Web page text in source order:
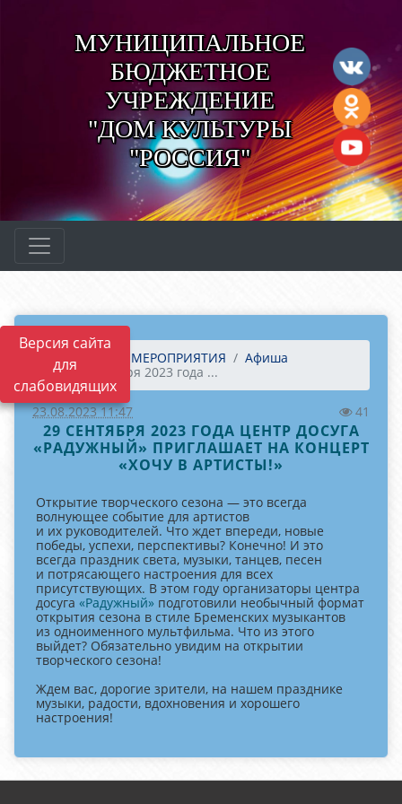
Версия сайта
для
слабовидящих
МУНИЦИПАЛЬНОЕ
БЮДЖЕТНОЕ
УЧРЕЖДЕНИЕ
"ДОМ КУЛЬТУРЫ
"РОССИЯ"
Главная МЕРОПРИЯТИЯ
Афиша
29 сентября 2023 года ...
23.08.2023 11:47 41
29 СЕНТЯБРЯ 2023 ГОДА ЦЕНТР ДОСУГА
«РАДУЖНЫЙ» ПРИГЛАШАЕТ НА КОНЦЕРТ
«ХОЧУ В АРТИСТЫ!»
Открытие творческого сезона — это всегда
волнующее событие для артистов
и их руководителей. Что ждет впереди, новые
победы, успехи, перспективы? Конечно! И это
всегда праздник света, музыки, танцев, песен
и потрясающего настроения для всех
присутствующих. В этом году организаторы центра
досуга «Радужный» подготовили необычный формат
открытия сезона в стиле Бременских музыкантов
из одноименного мультфильма. Что из этого
выйдет? Обязательно увидим на открытии
творческого сезона!
Ждем вас, дорогие зрители, на нашем празднике
музыки, радости, вдохновения и хорошего
настроения!